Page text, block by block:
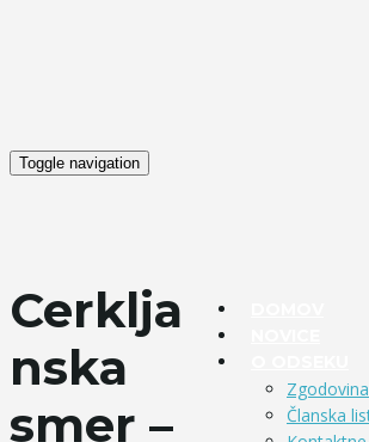
Toggle navigation
Zgodovina
Članska
Cerklja
nska
smer –